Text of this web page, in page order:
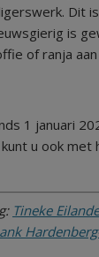
Dit
is
of ranja
1 januari
u ook met
Tineke